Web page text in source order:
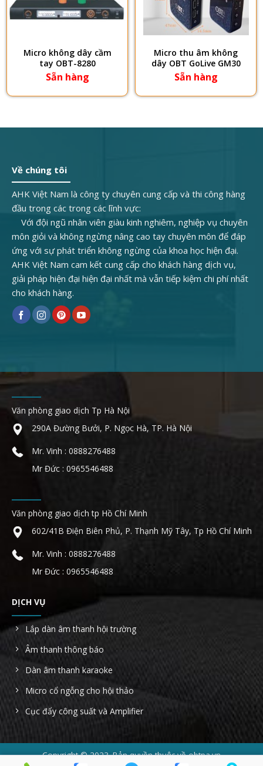
​Micro không dây cầm
tay OBT-8280
Sẵn hàng
Micro thu âm không
dây OBT GoLive GM30
Sẵn hàng
Về chúng tôi
AHK Việt Nam là công ty chuyên cung cấp và thi công hàng
đầu trong các trong các lĩnh vực:
Với đội ngũ nhân viên giàu kinh nghiêm, nghiệp vụ chuyên
môn giỏi và không ngừng nâng cao tay chuyên môn để đáp
ứng với sự phát triển không ngừng của khoa học hiện đại.
AHK Việt Nam cam kết cung cấp cho khách hàng dịch vụ,
giải pháp hiện đại hiện đại nhất mà vẫn tiếp kiệm chi phí nhất
cho khách hàng.
Văn phòng giao dịch Tp Hà Nội
290A Đường Bưởi, P. Ngọc Hà, TP. Hà Nội
Mr. Vinh : 0888276488
Mr Đức : 0965546488
Văn phòng giao dịch tp Hồ Chí Minh
602/41B Điện Biên Phủ, P. Thạnh Mỹ Tây, Tp Hồ Chí Minh
Mr. Vinh : 0888276488
Mr Đức : 0965546488
DỊCH VỤ
Lắp dàn âm thanh hội trường
Âm thanh thông báo
Dàn âm thanh karaoke
Micro cổ ngỗng cho hội thảo
Cục đẩy công suất và Amplifier
Copyright © 2023. Bản quyền thuộc về obtpa.vn